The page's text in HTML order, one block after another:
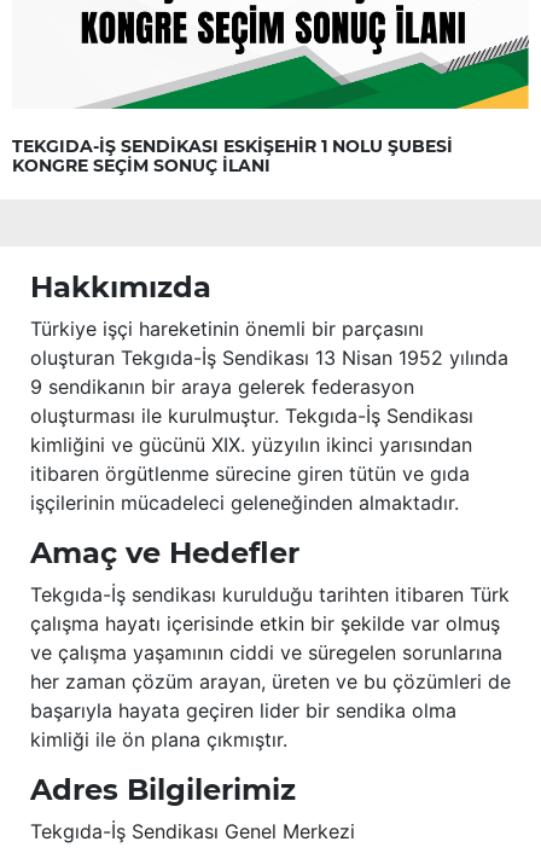
TEKGIDA-İŞ SENDİKASI ESKİŞEHİR 1 NOLU ŞUBESİ
KONGRE SEÇİM SONUÇ İLANI
Hakkımızda
Türkiye işçi hareketinin önemli bir parçasını
oluşturan Tekgıda-İş Sendikası 13 Nisan 1952 yılında
9 sendikanın bir araya gelerek federasyon
oluşturması ile kurulmuştur. Tekgıda-İş Sendikası
kimliğini ve gücünü XIX. yüzyılın ikinci yarısından
itibaren örgütlenme sürecine giren tütün ve gıda
işçilerinin mücadeleci geleneğinden almaktadır.
Amaç ve Hedefler
Tekgıda-İş sendikası kurulduğu tarihten itibaren Türk
çalışma hayatı içerisinde etkin bir şekilde var olmuş
ve çalışma yaşamının ciddi ve süregelen sorunlarına
her zaman çözüm arayan, üreten ve bu çözümleri de
başarıyla hayata geçiren lider bir sendika olma
kimliği ile ön plana çıkmıştır.
Adres Bilgilerimiz
Tekgıda-İş Sendikası Genel Merkezi